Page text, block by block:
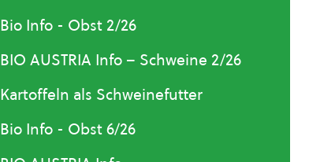
Bio Info - Obst 2/26
BIO AUSTRIA Info – Schweine 2/26
Kartoffeln als Schweinefutter
Bio Info - Obst 6/26